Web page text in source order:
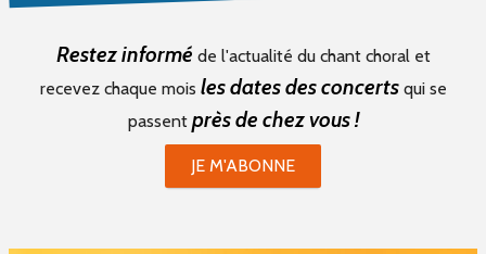
Restez informé de l'actualité du chant choral et
recevez chaque mois les dates des concertsqui se
passent près de chez vous !
JE M'ABONNE